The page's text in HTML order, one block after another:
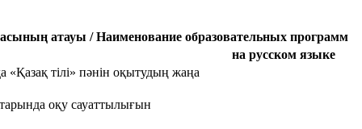
атауы /Наименование образовательных программ
на русском языке
тілі» пәнін оқытудың жаңа
оқу сауаттылығын